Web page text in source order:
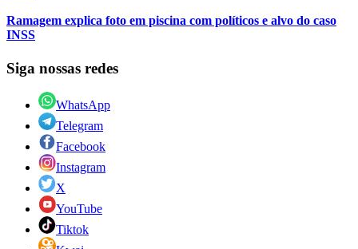
Ramagem explica foto em piscina com políticos e alvo do caso
INSS
Siga nossas redes
WhatsApp
Telegram
Facebook
Instagram
X
YouTube
Tiktok